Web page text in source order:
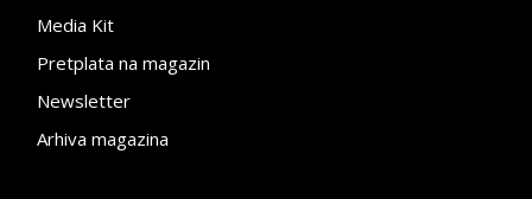
Media Kit
Pretplata na magazin
Newsletter
Arhiva magazina